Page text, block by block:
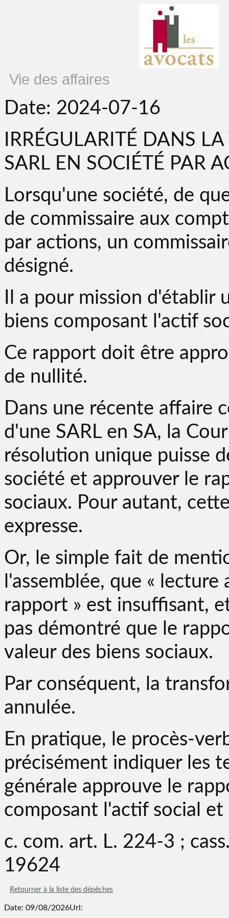
Vie des affaires
Date: 2024-07-16
IRRÉGULARITÉ DANS
SARL EN SOCIÉTÉ PAR
Lorsqu'une société, de
de commissaire aux
par actions, un
désigné.
Il a pour mission d'établir
biens composant l'actif
Ce rapport doit être
de nullité.
Dans une récente affaire
d'une SARL en SA, la
résolution unique puisse
société et approuver le
sociaux. Pour autant,
expresse.
Or, le simple fait de
l'assemblée, que «
rapport » est insuffisant,
pas démontré que le
valeur des biens sociaux.
Par conséquent, la
annulée.
En pratique, le procès-
précisément indiquer les
générale approuve le
composant l'actif social et
c. com. art. L. 224-3 ;
19624
Retourner à la liste des dépêches
Date: 09/08/2026Url: